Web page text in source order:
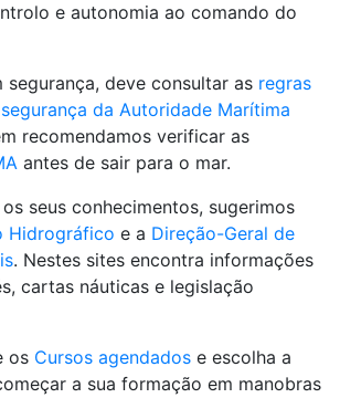
e autonomia ao comando do
segurança, deve consultar as regras
da Autoridade Marítima
recomendamos verificar as
antes de sair para o mar.
seus conhecimentos, sugerimos
Hidrográfico e a Direção-Geral de
. Nestes sites encontra informações
cartas náuticas e legislação
os Cursos agendados e escolha a
a sua formação em manobras